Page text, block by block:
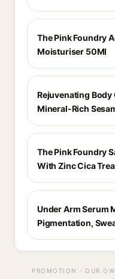
The Pink Foundry
Moisturiser 50Ml
Rejuvenating Body
Mineral-Rich
The Pink Foundry
With Zinc Cica
Under Arm Serum
Pigmentation,
PROMOTION · OUR